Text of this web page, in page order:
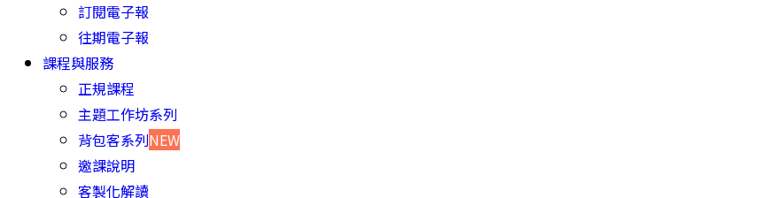
訂閱電子報
往期電子報
課程與服務
正規課程
主題工作坊系列
背包客系列NEW
邀課說明
客製化解讀